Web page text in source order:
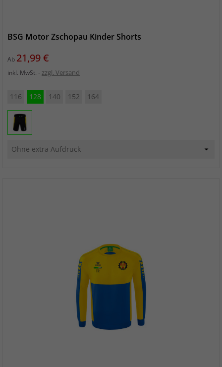
BSG Motor Zschopau Kinder Shorts
Ab Preis
21,99 €
inkl. MwSt. zzgl. Versand
116 128 140 152 164